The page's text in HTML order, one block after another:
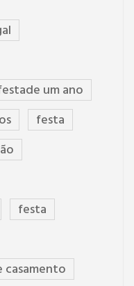
um ano
festa
festa